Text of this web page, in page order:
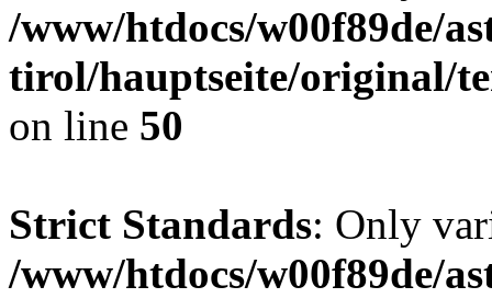
/www/htdocs/w00f89de/
tirol/hauptseite/original/
on line 50
Strict Standards: Only
/www/htdocs/w00f89de/